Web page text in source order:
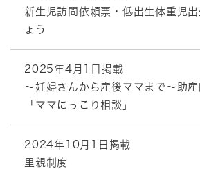
新生児訪問依頼票・低出生体重児
ょう
2025年4月1日掲載
～妊婦さんから産後ママまで～助
「ママにっこり相談」
2024年10月1日掲載
里親制度